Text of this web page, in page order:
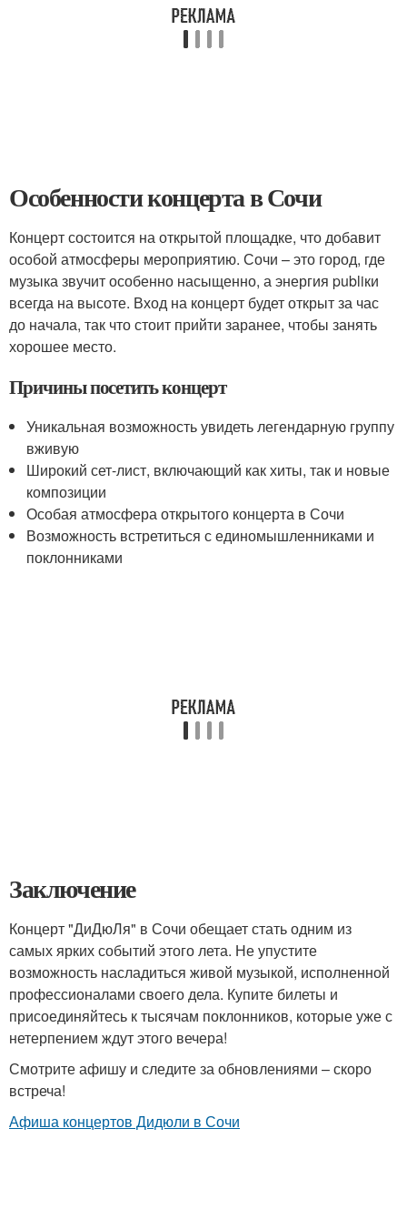
Особенности концерта в Сочи
Концерт состоится на открытой площадке, что добавит
особой атмосферы мероприятию. Сочи – это город, где
музыка звучит особенно насыщенно, а энергия publiки
всегда на высоте. Вход на концерт будет открыт за час
до начала, так что стоит прийти заранее, чтобы занять
хорошее место.
Причины посетить концерт
Уникальная возможность увидеть легендарную группу
вживую
Широкий сет-лист, включающий как хиты, так и новые
композиции
Особая атмосфера открытого концерта в Сочи
Возможность встретиться с единомышленниками и
поклонниками
Заключение
Концерт "ДиДюЛя" в Сочи обещает стать одним из
самых ярких событий этого лета. Не упустите
возможность насладиться живой музыкой, исполненной
профессионалами своего дела. Купите билеты и
присоединяйтесь к тысячам поклонников, которые уже с
нетерпением ждут этого вечера!
Смотрите афишу и следите за обновлениями – скоро
встреча!
Афиша концертов Дидюли в Сочи